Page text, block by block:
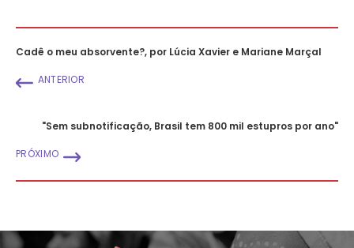
Cadê o meu absorvente?, por Lúcia Xavier e Mariane Marçal
ANTERIOR
"Sem subnotificação, Brasil tem 800 mil estupros por ano"
PRÓXIMO